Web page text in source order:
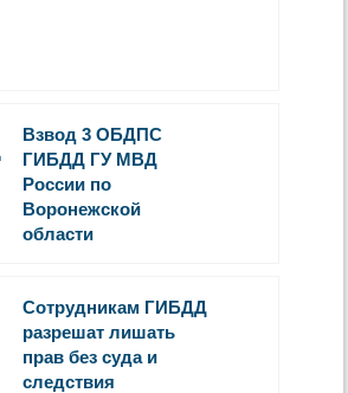
Взвод 3 ОБДПС
ГИБДД ГУ МВД
России по
Воронежской
области
Сотрудникам ГИБДД
разрешат лишать
прав без суда и
следствия